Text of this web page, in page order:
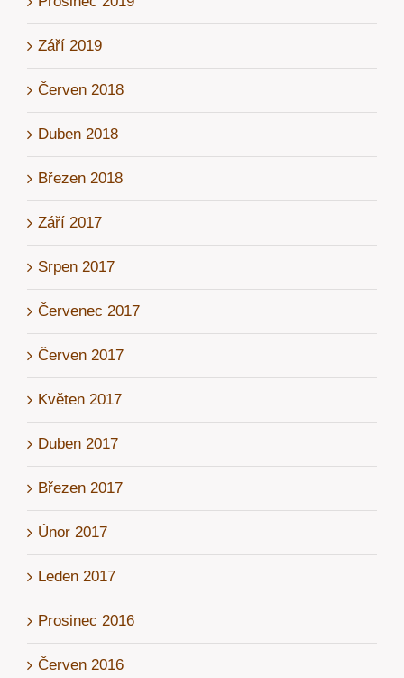
Září 2019
Červen 2018
Duben 2018
Březen 2018
Září 2017
Srpen 2017
Červenec 2017
Červen 2017
Květen 2017
Duben 2017
Březen 2017
Únor 2017
Leden 2017
Prosinec 2016
Červen 2016